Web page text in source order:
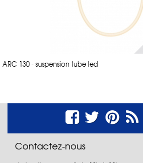
ARC 130 - suspension tube led
Contactez-nous